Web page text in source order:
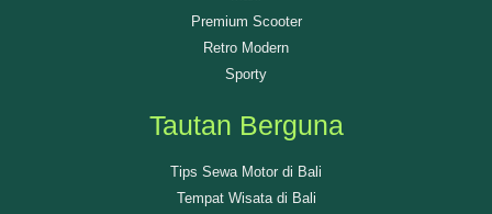
Premium Scooter
Retro Modern
Sporty
Tautan Berguna
Tips Sewa Motor di Bali
Tempat Wisata di Bali